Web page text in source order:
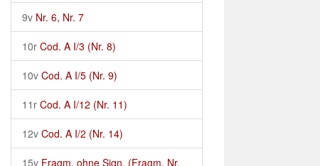
9v Nr. 6, Nr. 7
10r Cod. A I/3 (Nr. 8)
10v Cod. A I/5 (Nr. 9)
11r Cod. A I/12 (Nr. 11)
12v Cod. A I/2 (Nr. 14)
15v Fragm. ohne Sign. (Fragm. Nr.